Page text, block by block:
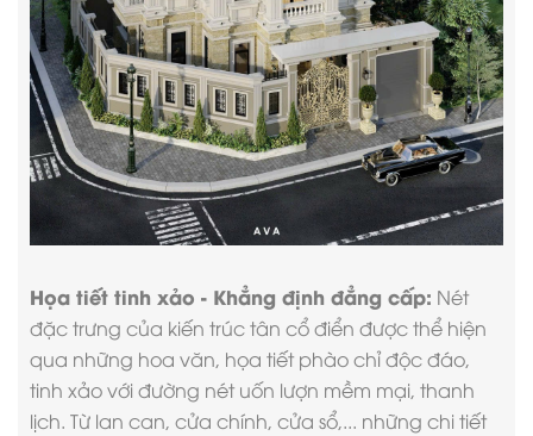
Họa tiết tinh xảo - Khẳng định đẳng cấp: Nét
đặc trưng của kiến trúc tân cổ điển được thể hiện
qua những hoa văn, họa tiết phào chỉ độc đáo,
tinh xảo với đường nét uốn lượn mềm mại, thanh
lịch. Từ lan can, cửa chính, cửa sổ,... những chi tiết